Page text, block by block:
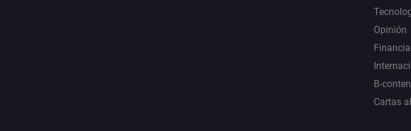
Opinión
B-
Cartas